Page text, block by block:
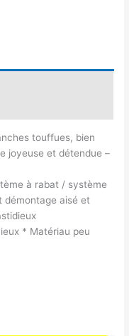
touffues, bien
joyeuse et détendue –
à rabat / système
démontage aisé et
* Matériau peu